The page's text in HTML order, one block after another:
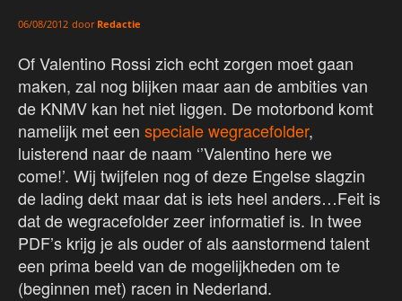
06/08/2012 door Redactie
Of Valentino Rossi zich echt zorgen moet gaan
maken, zal nog blijken maar aan de ambities van
de KNMV kan het niet liggen. De motorbond komt
namelijk met een speciale wegracefolder,
luisterend naar de naam ‘’Valentino here we
come!’. Wij twijfelen nog of deze Engelse slagzin
de lading dekt maar dat is iets heel anders…Feit is
dat de wegracefolder zeer informatief is. In twee
PDF’s krijg je als ouder of als aanstormend talent
een prima beeld van de mogelijkheden om te
(beginnen met) racen in Nederland.